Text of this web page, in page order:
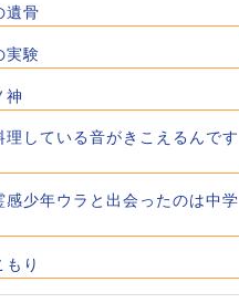
遺骨
実験
神
理している音がきこえるんです
感少年ウラと出会ったのは中学
もり